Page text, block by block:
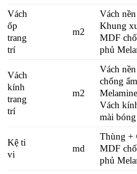
Vách
ốp
trang
trí
m2
Vách
Khung
MDF
phủ
Vách
kính
trang
trí
m2
Vách
chống
Vách
mài
Kệ ti
vi
md
Thùng +
MDF
phủ